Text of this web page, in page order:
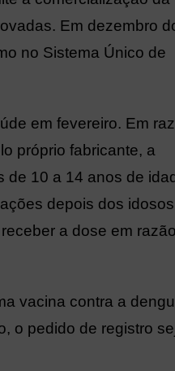
Em dezembro
no Sistema Único de
em fevereiro. Em
próprio fabricante, a
de 10 a 14 anos de
depois dos
a dose em
vacina contra a
o pedido de registro